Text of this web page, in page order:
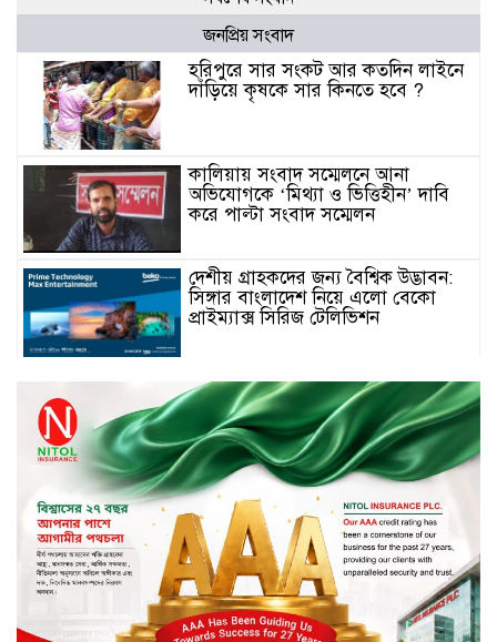
জনপ্রিয় সংবাদ
হরিপুরে সার সংকট আর কতদিন লাইনে
দাঁড়িয়ে কৃষকে সার কিনতে হবে ?
কালিয়ায় সংবাদ সম্মেলনে আনা
অভিযোগকে ‘মিথ্যা ও ভিত্তিহীন’ দাবি
করে পাল্টা সংবাদ সম্মেলন
দেশীয় গ্রাহকদের জন্য বৈশ্বিক উদ্ভাবন:
সিঙ্গার বাংলাদেশ নিয়ে এলো বেকো
প্রাইম্যাক্স সিরিজ টেলিভিশন
স্মার্টফোন ডিসপ্লেতে নতুন যুগ: ০ মিমি
বর্ডারলেস কনসেপ্ট আনল টেকনো
মাধবপুরে সিএনজি ও ট্রাকের মুখোমুখি
সংঘর্ষে নিহত দুই জন
ইসলামী ব্যাংকের শরী’আহ
সুপারভাইজরি কমিটির সভা অনুষ্ঠিত